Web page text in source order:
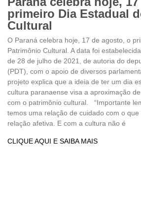
primeiro Dia Estadual
Cultural
O Paraná celebra hoje, 17 de agosto, o
Patrimônio Cultural. A data foi
de 28 de julho de 2021, de autoria do
(PDT), com o apoio de diversos
projeto explica que a ideia de ter um dia
cultura paranaense visa a aproximação
com o patrimônio cultural. “Importante
temos uma relação de cuidado com o
relação afetiva. E com a cultura não é
CLIQUE AQUI E SAIBA MAIS